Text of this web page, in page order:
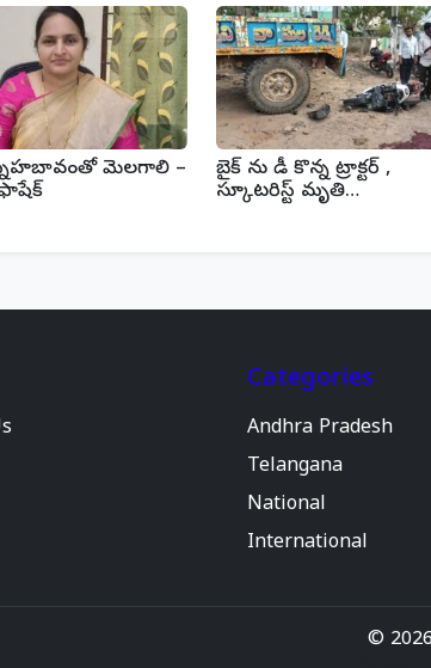
స్నేహబావంతో మెలగాలి –
బైక్ ను డీ కొన్న ట్రాక్టర్ ,
స్కూటరిస్ట్ మృతి…
Categories
Andhra Pradesh
Telangana
National
International
©